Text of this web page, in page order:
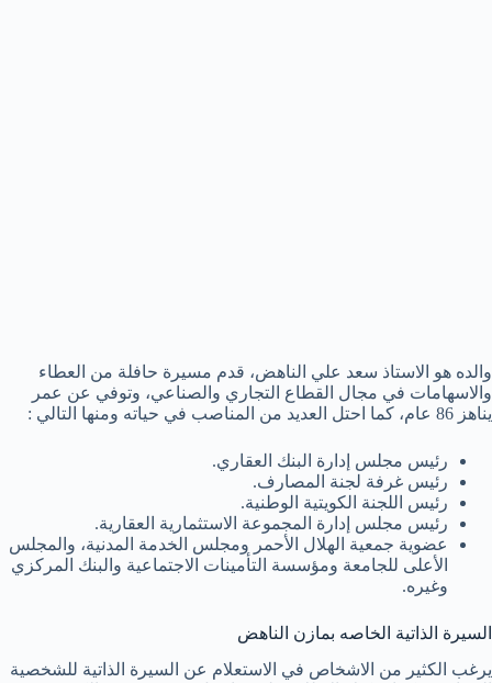
والده هو الاستاذ سعد علي الناهض، قدم مسيرة حافلة من العطاء
والاسهامات في مجال القطاع التجاري والصناعي، وتوفي عن عمر
يناهز 86 عام، كما احتل العديد من المناصب في حياته ومنها التالي :
رئيس مجلس إدارة البنك العقاري.
رئيس غرفة لجنة المصارف.
رئيس اللجنة الكويتية الوطنية.
رئيس مجلس إدارة المجموعة الاستثمارية العقارية.
عضوية جمعية الهلال الأحمر ومجلس الخدمة المدنية، والمجلس
الأعلى للجامعة ومؤسسة التأمينات الاجتماعية والبنك المركزي
وغيره.
السيرة الذاتية الخاصه بمازن الناهض
يرغب الكثير من الاشخاص في الاستعلام عن السيرة الذاتية للشخصية